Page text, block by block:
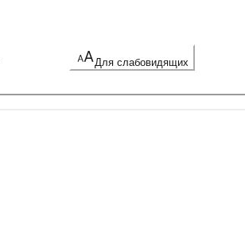
Для слабовидящих